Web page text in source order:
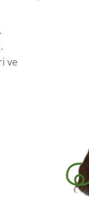
ve